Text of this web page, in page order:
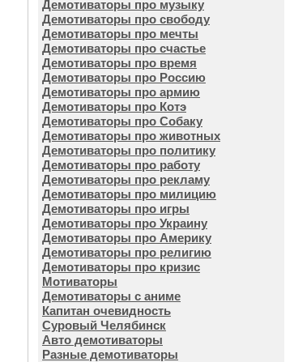
Демотиваторы про музыку
Демотиваторы про свободу
Демотиваторы про мечты
Демотиваторы про счастье
Демотиваторы про время
Демотиваторы про Россию
Демотиваторы про армию
Демотиваторы про Котэ
Демотиваторы про Собаку
Демотиваторы про животных
Демотиваторы про политику
Демотиваторы про работу
Демотиваторы про рекламу
Демотиваторы про милицию
Демотиваторы про игры
Демотиваторы про Украину
Демотиваторы про Америку
Демотиваторы про религию
Демотиваторы про кризис
Мотиваторы
Демотиваторы с аниме
Капитан очевидность
Суровый Челябинск
Авто демотиваторы
Разные демотиваторы